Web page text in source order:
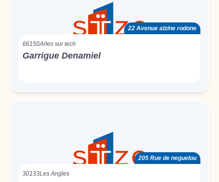
22 Avenue alzine rodone
66150Arles sur tech
Garrigue Denamiel
205 Rue de neguelou
30133Les Angles